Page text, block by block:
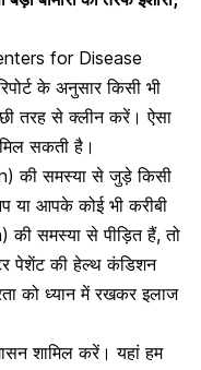
for Disease
के अनुसार किसी भी
तरह से क्लीन करें। ऐसा
सकती है।
की समस्या से जुड़े किसी
या आपके कोई भी करीबी
समस्या से पीड़ित हैं, तो
पेशेंट की हेल्थ कंडिशन
को ध्यान में रखकर इलाज
शामिल करें। यहां हम